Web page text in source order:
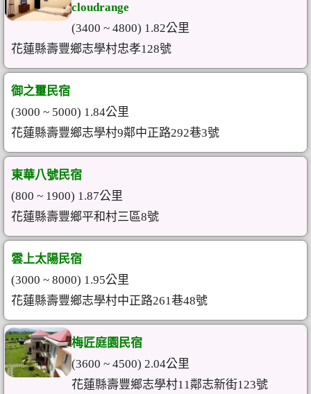
cloudrange
(3400 ~ 4800) 1.82公里
花蓮縣壽豐鄉志學村忠孝128號
御之璽民宿
(3000 ~ 5000) 1.84公里
花蓮縣壽豐鄉志學村9鄰中正路292巷3號
東華八號民宿
(800 ~ 1900) 1.87公里
花蓮縣壽豐鄉平和村三區8號
雲上太陽民宿
(3000 ~ 8000) 1.95公里
花蓮縣壽豐鄉志學村中正路261巷48號
梅匠庭園民宿
(3600 ~ 4500) 2.04公里
花蓮縣壽豐鄉志學村11鄰志新街123號